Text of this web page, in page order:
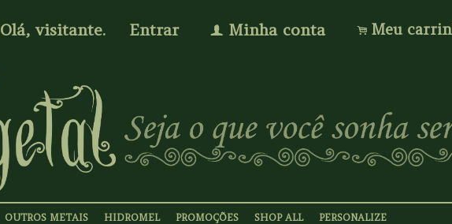
Olá, visitante. Entrar f Minha conta . Meu
OUTROS METAIS HIDROMEL PROMOÇÕES SHOP ALL PERSONALIZE